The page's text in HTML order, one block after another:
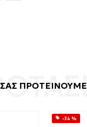
ΣΑΣ ΠΡΟΤΕΙΝΟΥΜΕ
-34 %